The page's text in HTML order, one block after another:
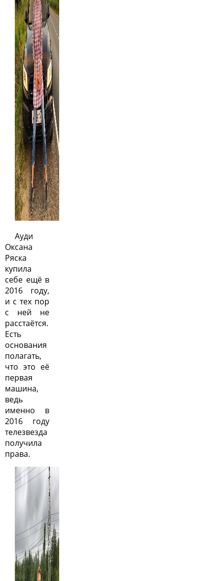
Ауди
Оксана
Ряска
купила
себе ещё в
2016 году,
и с тех пор
с ней не
расстаётся.
Есть
основания
полагать,
что это её
первая
машина,
ведь
именно в
2016 году
телезвезда
получила
права.